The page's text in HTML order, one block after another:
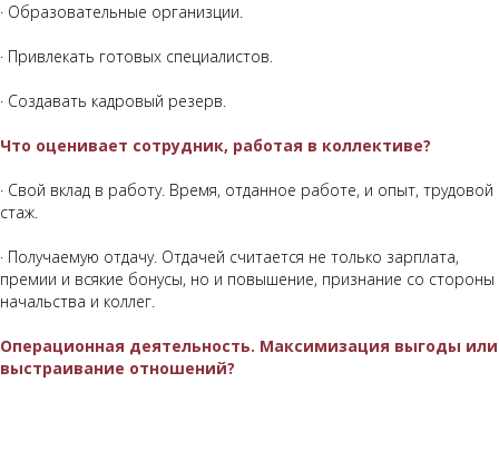
· Образовательные организции.
· Привлекать готовых специалистов.
· Создавать кадровый резерв.
Что оценивает сотрудник, работая в коллективе?
· Свой вклад в работу. Время, отданное работе, и опыт, трудовой
стаж.
· Получаемую отдачу. Отдачей считается не только зарплата,
премии и всякие бонусы, но и повышение, признание со стороны
начальства и коллег.
Операционная деятельность. Максимизация выгоды или
выстраивание отношений?